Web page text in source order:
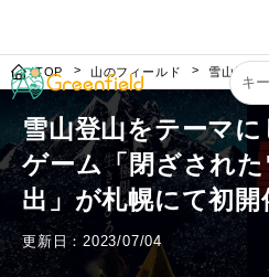
TOP 山のフィールド 雪山登山
雪山登山をテーマ
ゲーム「閉ざされ
出」が札幌にて初開
更新日：2023/07/04